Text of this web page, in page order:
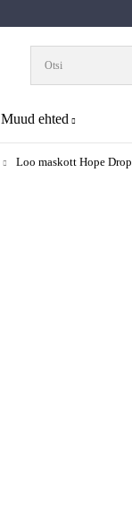
Muud ehted
Loo maskott Hope Drop